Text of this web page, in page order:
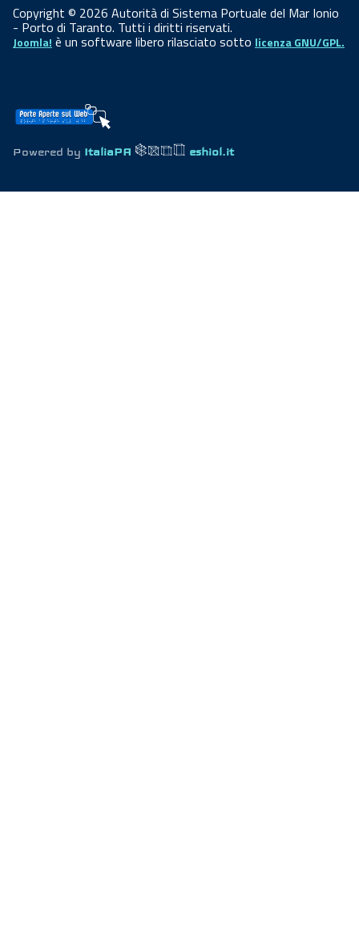
Copyright © 2026 Autorità di Sistema Portuale del Mar Ionio
- Porto di Taranto. Tutti i diritti riservati.
Joomla! è un software libero rilasciato sotto licenza GNU/GPL.
Powered by ItaliaPA eshiol.it